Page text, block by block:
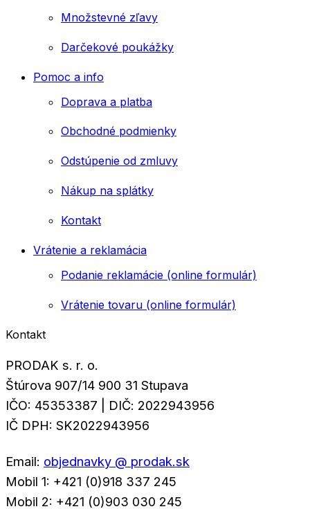
Množstevné zľavy
Darčekové poukážky
Pomoc a info
Doprava a platba
Obchodné podmienky
Odstúpenie od zmluvy
Nákup na splátky
Kontakt
Vrátenie a reklamácia
Podanie reklamácie (online formulár)
Vrátenie tovaru (online formulár)
Kontakt
PRODAK s. r. o.
Štúrova 907/14 900 31 Stupava
IČO: 45353387 | DIČ: 2022943956
IČ DPH: SK2022943956
Email: objednavky @ prodak.sk
Mobil 1: +421 (0)918 337 245
Mobil 2: +421 (0)903 030 245